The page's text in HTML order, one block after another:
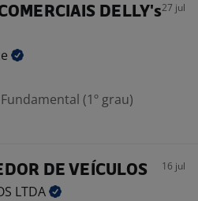
DELLY's27 jul
(1º grau)
DE VEÍCULOS 16 jul
LTDA